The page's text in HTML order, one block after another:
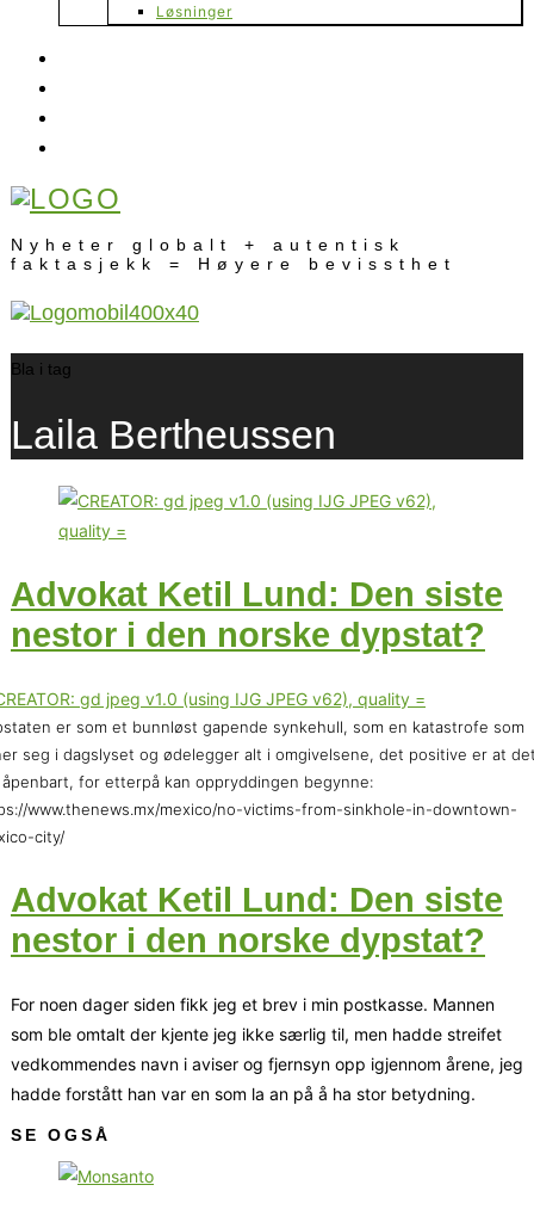
Løsninger
Nyheter globalt + autentisk
faktasjekk = Høyere bevissthet
Bla i tag
Laila Bertheussen
Advokat Ketil Lund: Den siste
nestor i den norske dypstat?
er som et bunnløst gapende synkehull, som en katastrofe som
seg i dagslyset og ødelegger alt i omgivelsene, det positive er at
for etterpå kan oppryddingen begynne:
www.thenews.mx/mexico/no-victims-from-sinkhole-in-downtown-
city/
Advokat Ketil Lund: Den siste
nestor i den norske dypstat?
For noen dager siden fikk jeg et brev i min postkasse. Mannen
som ble omtalt der kjente jeg ikke særlig til, men hadde streifet
vedkommendes navn i aviser og fjernsyn opp igjennom årene, jeg
hadde forstått han var en som la an på å ha stor betydning.
SE OGSÅ